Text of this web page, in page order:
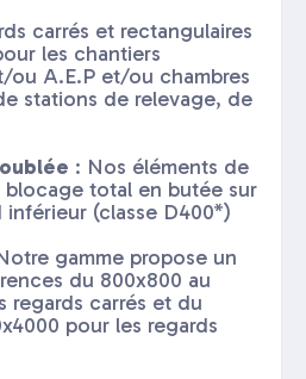
carrés et rectangulaires
les chantiers
ou A.E.P et/ou chambres
stations de relevage, de
: Nos éléments de
total en butée sur
inférieur (classe D400*)
gamme propose un
du 800x800 au
regards carrés et du
pour les regards